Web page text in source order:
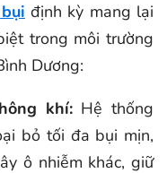
định kỳ mang lại
trong môi trường
Dương:
khí:Hệ thống
bỏ tối đa bụi mịn,
ô nhiễm khác, giữ